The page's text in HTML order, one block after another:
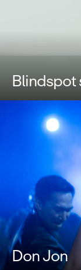
Blindspot
Don Jon